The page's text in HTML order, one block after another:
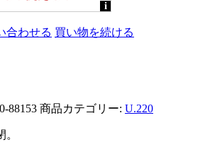
合わせる 買い物を続ける
88153 商品カテゴリー: U.220